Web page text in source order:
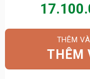
THÊM